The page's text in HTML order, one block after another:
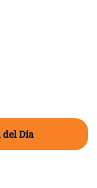
del Día